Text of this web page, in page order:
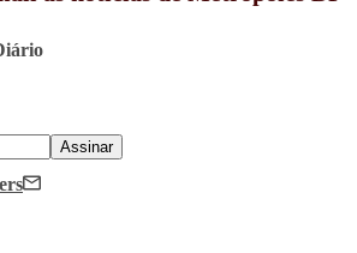
Assinar